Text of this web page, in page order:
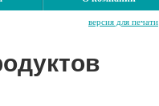
версия для печати